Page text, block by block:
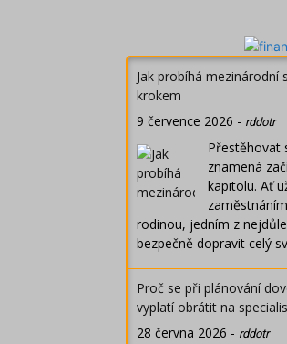
Jak probíhá mezinárodní
krokem
9 července 2026 - rddotr
Přestěhovat
znamená
kapitolu. Ať
rodinou, jedním z
bezpečně dopravit celý
Proč se při plánování
vyplatí obrátit na
28 června 2026 - rddotr